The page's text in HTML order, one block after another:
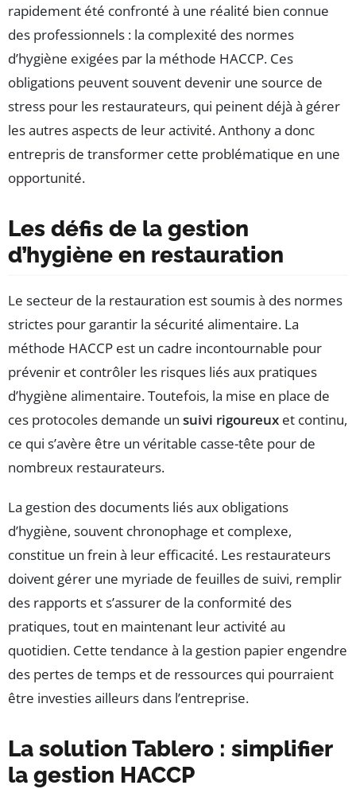
rapidement été confronté à une réalité bien connue
des professionnels : la complexité des normes
d’hygiène exigées par la méthode HACCP. Ces
obligations peuvent souvent devenir une source de
stress pour les restaurateurs, qui peinent déjà à gérer
les autres aspects de leur activité. Anthony a donc
entrepris de transformer cette problématique en une
opportunité.
Les défis de la gestion
d’hygiène en restauration
Le secteur de la restauration est soumis à des normes
strictes pour garantir la sécurité alimentaire. La
méthode HACCP est un cadre incontournable pour
prévenir et contrôler les risques liés aux pratiques
d’hygiène alimentaire. Toutefois, la mise en place de
ces protocoles demande un suivi rigoureux et continu,
ce qui s’avère être un véritable casse-tête pour de
nombreux restaurateurs.
La gestion des documents liés aux obligations
d’hygiène, souvent chronophage et complexe,
constitue un frein à leur efficacité. Les restaurateurs
doivent gérer une myriade de feuilles de suivi, remplir
des rapports et s’assurer de la conformité des
pratiques, tout en maintenant leur activité au
quotidien. Cette tendance à la gestion papier engendre
des pertes de temps et de ressources qui pourraient
être investies ailleurs dans l’entreprise.
La solution Tablero : simplifier
la gestion HACCP